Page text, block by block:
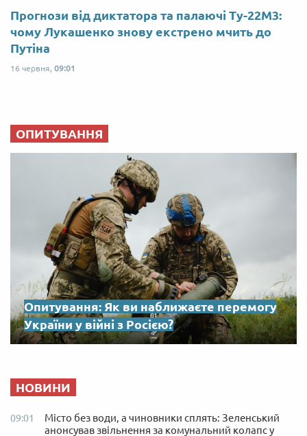
Прогнози від диктатора та палаючі Ту-22М3:
чому Лукашенко знову екстрено мчить до
Путіна
16 червня, 09:01
ОПИТУВАННЯ
Опитування: Як ви наближаєте перемогу
України у війні з Росією?
НОВИНИ
09:01
Місто без води, а чиновники сплять: Зеленський
анонсував звільнення за комунальний колапс у